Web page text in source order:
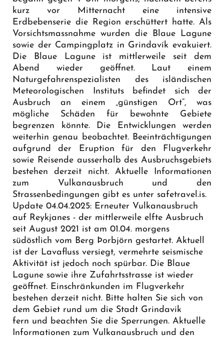
kurz vor Mitternacht eine intensive
Erdbebenserie die Region erschüttert hatte. Als
Vorsichtsmassnahme wurden die Blaue Lagune
sowie der Campingplatz in Grindavík evakuiert.
Die Blaue Lagune ist mittlerweile seit dem
Abend wieder geöffnet. Laut einem
Naturgefahrenspezialisten des isländischen
Meteorologischen Instituts befindet sich der
Ausbruch an einem „günstigen Ort“, was
mögliche Schäden für bewohnte Gebiete
begrenzen könnte. Die Entwicklungen werden
weiterhin genau beobachtet. Beeinträchtigungen
aufgrund der Eruption für den Flugverkehr
sowie Reisende ausserhalb des Ausbruchsgebiets
bestehen derzeit nicht. Aktuelle Informationen
zum Vulkanausbruch und den
Strassenbedingungen gibt es unter safetravel.is.
Update 04.04.2025: Erneuter Vulkanausbruch
auf Reykjanes - der mittlerweile elfte Ausbruch
seit August 2021 ist am 01.04. morgens
südöstlich vom Berg Þorbjörn gestartet. Aktuell
ist der Lavafluss versiegt, vermehrte seismische
Aktivität ist jedoch noch spürbar. Die Blaue
Lagune sowie ihre Zufahrtsstrasse ist wieder
geöffnet. Einschränkunden im Flugverkehr
bestehen derzeit nicht. Bitte halten Sie sich von
dem Gebiet rund um die Stadt Grindavik
fern und beachten Sie die Sperrungen. Aktuelle
Informationen zum Vulkanausbruch und den